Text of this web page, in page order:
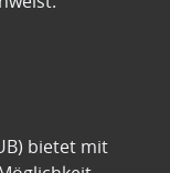
bietet mit